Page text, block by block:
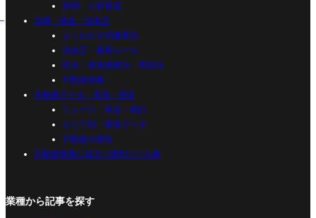
採用・人材育成
法律・税金・法改正
よくわかる宅建業法
法改正・最新ルール
民法・借地借家法・周辺法
不動産税務
不動産データ・市況・歴史
ニュース・市況・統計
エリア別・業者データ
不動産の歴史
不動産実務に役立つ便利ツール集
業種から記事を探す